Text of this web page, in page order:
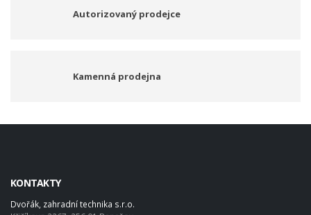
Autorizovaný prodejce
Kamenná prodejna
KONTAKTY
Dvořák, zahradní technika s.r.o.